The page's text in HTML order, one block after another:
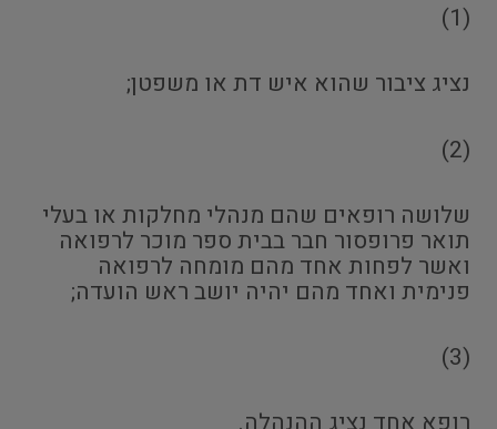
(1)
נציג ציבור שהוא איש דת או משפטן;
(2)
שלושה רופאים שהם מנהלי מחלקות או בעלי
תואר פרופסור חבר בבית ספר מוכר לרפואה
ואשר לפחות אחד מהם מומחה לרפואה
פנימית ואחד מהם יהיה יושב ראש הועדה;
(3)